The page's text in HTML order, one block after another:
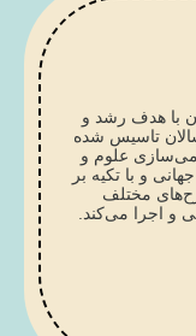
با هدف رشد و
تاسیس شده
علوم و
و با تکیه بر
مختلف
و اجرا می‌کند.